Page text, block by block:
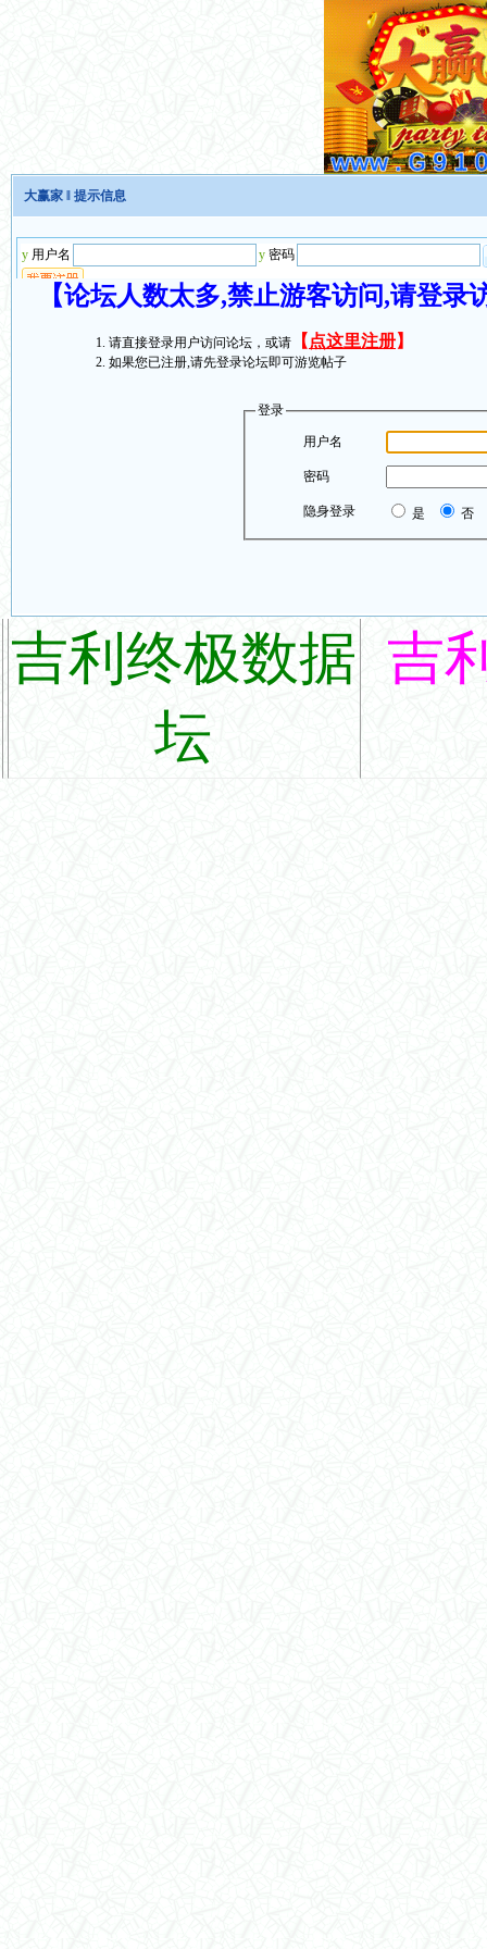
大赢家 ‖ 提示信息
【论坛人数太多,禁止游客访问,请登
请直接登录用户访问论坛，或请 【 点这里注册】
如果您已注册,请先登录论坛即可游览帖子
登录
用户名
密码
隐身登录 是 否
吉利终极数据
坛
吉